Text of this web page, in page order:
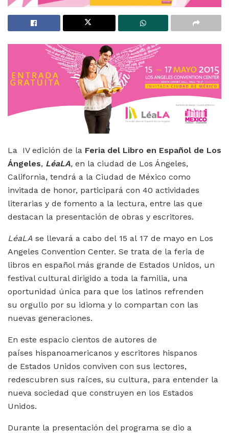
La IV edición de la Feria del Libro en Español de Los
Ángeles, LéaLA, en la ciudad de Los Ángeles,
California, tendrá a la Ciudad de México como
invitada de honor, participará con 40 actividades
literarias y de fomento a la lectura, entre las que
destacan la presentación de obras y escritores.
LéaLA se llevará a cabo del 15 al 17 de mayo en Los
Angeles Convention Center. Se trata de la feria de
libros en español más grande de Estados Unidos, un
festival cultural dirigido a toda la familia, una
oportunidad única para que los latinos refrenden
su orgullo por su idioma y lo compartan con las
nuevas generaciones.
En este espacio cientos de autores de
países hispanoamericanos y escritores hispanos
de Estados Unidos conviven con sus lectores,
redescubren sus raíces, su cultura, para entender la
nueva sociedad que construyen en los Estados
Unidos.
Durante la presentación del programa se dio a